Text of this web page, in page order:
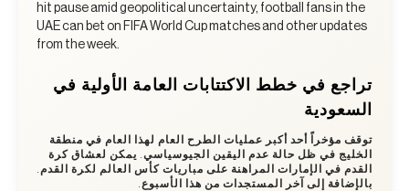
hit pause amid geopolitical uncertainty, football fans in the
UAE can bet on FIFA World Cup matches and other updates
from the week.
تراجع في خطط الاكتتابات العامة الأولية في
السعودية
توقف مؤخراً أحد أكبر عمليات الطرح العام لهذا العام في منطقة
الخليج في ظل حالة عدم اليقين الجيوسياسي. يمكن لعشاق كرة
القدم في الإمارات المراهنة على مباريات كأس العالم لكرة القدم.
بالإضافة إلى آخر المستجدات من هذا الأسبوع.